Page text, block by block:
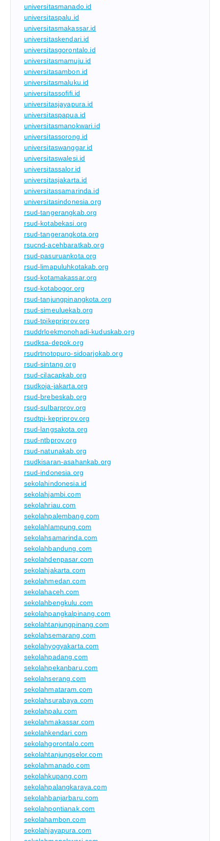
universitasmanado.id
universitaspalu.id
universitasmakassar.id
universitaskendari.id
universitasgorontalo.id
universitasmamuju.id
universitasambon.id
universitasmaluku.id
universitassofifi.id
universitasjayapura.id
universitaspapua.id
universitasmanokwari.id
universitassorong.id
universitaswanggar.id
universitaswalesi.id
universitassalor.id
universitasjakarta.id
universitassamarinda.id
universitasindonesia.org
rsud-tangerangkab.org
rsud-kotabekasi.org
rsud-tangerangkota.org
rsucnd-acehbaratkab.org
rsud-pasuruankota.org
rsud-limapuluhkotakab.org
rsud-kotamakassar.org
rsud-kotabogor.org
rsud-tanjungpinangkota.org
rsud-simeuluekab.org
rsud-tpikepriprov.org
rsuddrloekmonohadi-kuduskab.org
rsudksa-depok.org
rsudrtnotopuro-sidoarjokab.org
rsud-sintang.org
rsud-cilacapkab.org
rsudkoja-jakarta.org
rsud-brebeskab.org
rsud-sulbarprov.org
rsudtpi-kepriprov.org
rsud-langsakota.org
rsud-ntbprov.org
rsud-natunakab.org
rsudkisaran-asahankab.org
rsud-indonesia.org
sekolahindonesia.id
sekolahjambi.com
sekolahriau.com
sekolahpalembang.com
sekolahlampung.com
sekolahsamarinda.com
sekolahbandung.com
sekolahdenpasar.com
sekolahjakarta.com
sekolahmedan.com
sekolahaceh.com
sekolahbengkulu.com
sekolahpangkalpinang.com
sekolahtanjungpinang.com
sekolahsemarang.com
sekolahyogyakarta.com
sekolahpadang.com
sekolahpekanbaru.com
sekolahserang.com
sekolahmataram.com
sekolahsurabaya.com
sekolahpalu.com
sekolahmakassar.com
sekolahkendari.com
sekolahgorontalo.com
sekolahtanjungselor.com
sekolahmanado.com
sekolahkupang.com
sekolahpalangkaraya.com
sekolahbanjarbaru.com
sekolahpontianak.com
sekolahambon.com
sekolahjayapura.com